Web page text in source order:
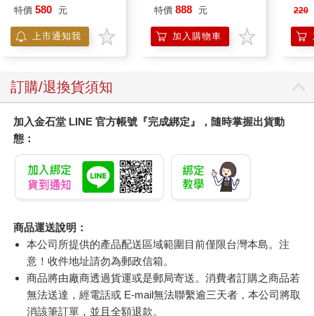
特價 580 元
上市通知我
特價 888 元
加入購物車
220
訂購/退換貨須知
加入金石堂 LINE 官方帳號『完成綁定』，隨時掌握出貨動
態：
商品運送說明：
本公司所提供的產品配送區域範圍目前僅限台灣本島。注
意！收件地址請勿為郵政信箱。
商品將由廠商透過貨運或是郵局寄送。消費者訂購之商品若
無法送達，經電話或 E-mail無法聯繫逾三天者，本公司將取
消該筆訂單，並且全額退款。